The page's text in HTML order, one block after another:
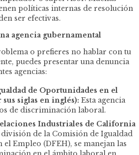
políticas internas de resolución
ser efectivas.
agencia gubernamental
o prefieres no hablar con tu
puedes presentar una denuncia
agencias:
de Oportunidades en el
siglas en inglés): Esta agencia
de discriminación laboral.
Industriales de California
división de la Comisión de Igualdad
Empleo (DFEH), se manejan las